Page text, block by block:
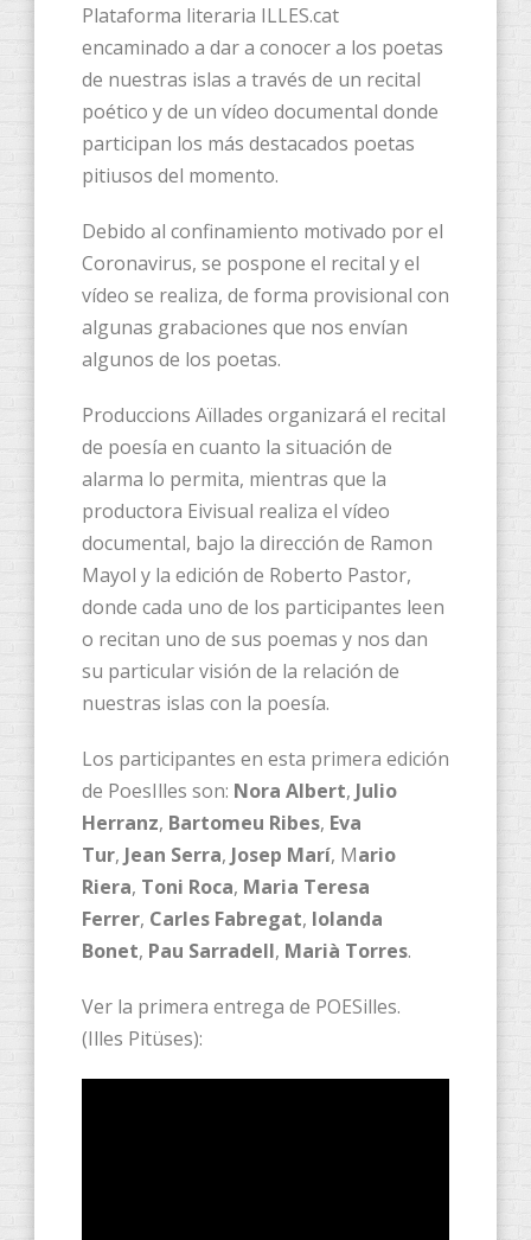
Plataforma literaria ILLES.cat
encaminado a dar a conocer a los poetas
de nuestras islas a través de un recital
poético y de un vídeo documental donde
participan los más destacados poetas
pitiusos del momento.
Debido al confinamiento motivado por el
Coronavirus, se pospone el recital y el
vídeo se realiza, de forma provisional con
algunas grabaciones que nos envían
algunos de los poetas.
Produccions Aïllades organizará el recital
de poesía en cuanto la situación de
alarma lo permita, mientras que la
productora Eivisual realiza el vídeo
documental, bajo la dirección de Ramon
Mayol y la edición de Roberto Pastor,
donde cada uno de los participantes leen
o recitan uno de sus poemas y nos dan
su particular visión de la relación de
nuestras islas con la poesía.
Los participantes en esta primera edición
de PoesIlles son: Nora Albert, Julio
Herranz, Bartomeu Ribes, Eva
Tur, Jean Serra, Josep Marí, Mario
Riera, Toni Roca, Maria Teresa
Ferrer, Carles Fabregat, Iolanda
Bonet, Pau Sarradell, Marià Torres.
Ver la primera entrega de POESilles.
(Illes Pitüses):